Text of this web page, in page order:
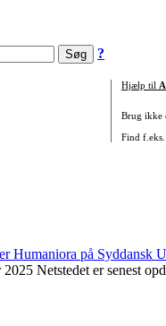
?
Hjælp til
Brug ikke
Find
Netstedet er senest